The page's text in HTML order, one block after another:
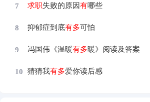
7 求职失败的原因有哪些
8 抑郁症到底有多可怕
9 冯国伟《温暖有多暖》阅读及答案
10 猜猜我有多爱你读后感